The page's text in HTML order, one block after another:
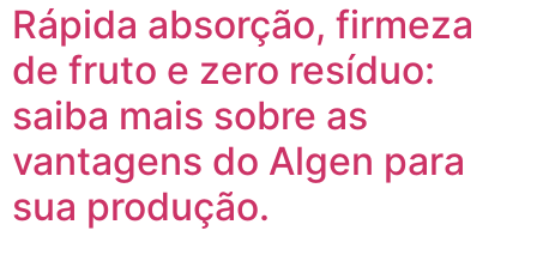
Rápida absorção, firmeza
de fruto e zero resíduo:
saiba mais sobre as
vantagens do Algen para
sua produção.